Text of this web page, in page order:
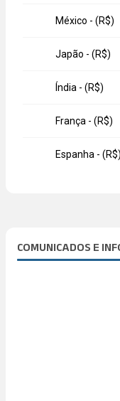
México - (R$)
Japão - (R$)
Índia - (R$)
França - (R$)
Espanha - (R$)
COMUNICADOS E